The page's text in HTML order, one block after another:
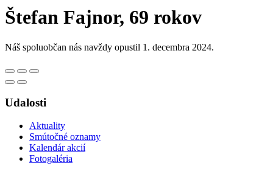
Štefan Fajnor, 69 rokov
Náš spoluobčan nás navždy opustil 1. decembra 2024.
Udalosti
Aktuality
Smútočné oznamy
Kalendár akcií
Fotogaléria